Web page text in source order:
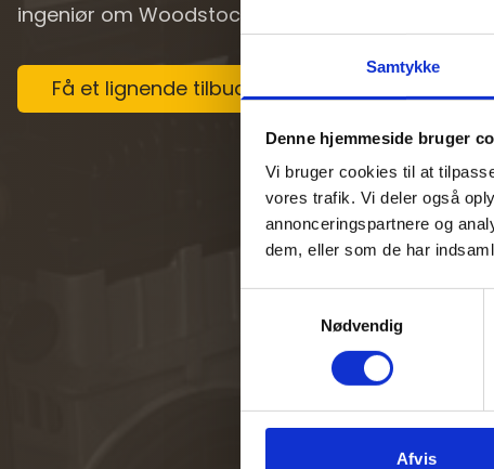
Samtykke
Denne hjemmeside bruger
Vi bruger cookies til at
vores trafik. Vi deler også
annonceringspartnere og
dem, eller som de har
Nødvendig
Afvis
ingeniør om Woodstock Robotics' byggesæt.
Få et lignende tilbud